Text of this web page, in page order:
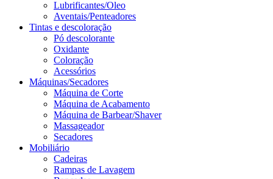
Lubrificantes/Oleo
Aventais/Penteadores
Tintas e descoloração
Pó descolorante
Oxidante
Coloração
Acessórios
Máquinas/Secadores
Máquina de Corte
Máquina de Acabamento
Máquina de Barbear/Shaver
Massageador
Secadores
Mobiliário
Cadeiras
Rampas de Lavagem